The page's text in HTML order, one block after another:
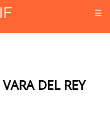
☰
DEL REY